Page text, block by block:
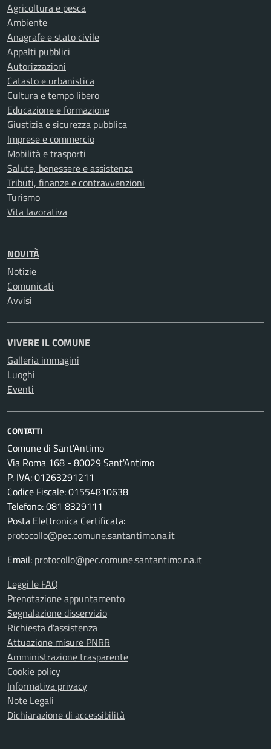
Agricoltura e pesca
Ambiente
Anagrafe e stato civile
Appalti pubblici
Autorizzazioni
Catasto e urbanistica
Cultura e tempo libero
Educazione e formazione
Giustizia e sicurezza pubblica
Imprese e commercio
Mobilità e trasporti
Salute, benessere e assistenza
Tributi, finanze e contravvenzioni
Turismo
Vita lavorativa
NOVITÀ
Notizie
Comunicati
Avvisi
VIVERE IL COMUNE
Galleria immagini
Luoghi
Eventi
CONTATTI
Comune di Sant'Antimo
Via Roma 168 - 80029 Sant'Antimo
P. IVA: 01263291211
Codice Fiscale: 01554810638
Telefono: 081 8329111
Posta Elettronica Certificata:
protocollo@pec.comune.santantimo.na.it
Email: protocollo@pec.comune.santantimo.na.it
Leggi le FAQ
Prenotazione appuntamento
Segnalazione disservizio
Richiesta d'assistenza
Attuazione misure PNRR
Amministrazione trasparente
Cookie policy
Informativa privacy
Note Legali
Dichiarazione di accessibilità